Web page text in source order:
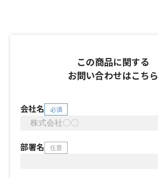
この商品に関する
お問い合わせはこちら
会社名 必須
部署名 任意